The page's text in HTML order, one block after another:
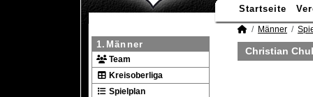
Startseite
1.Männer
Team
Kreisoberliga
Spielplan
Männer
Christian